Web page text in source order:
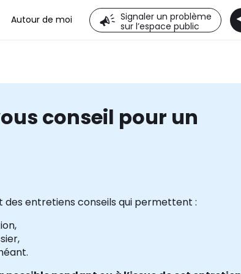
Autour de moi
Signaler un problème
sur l’espace public
conseil pour un
des entretiens conseils qui permettent :